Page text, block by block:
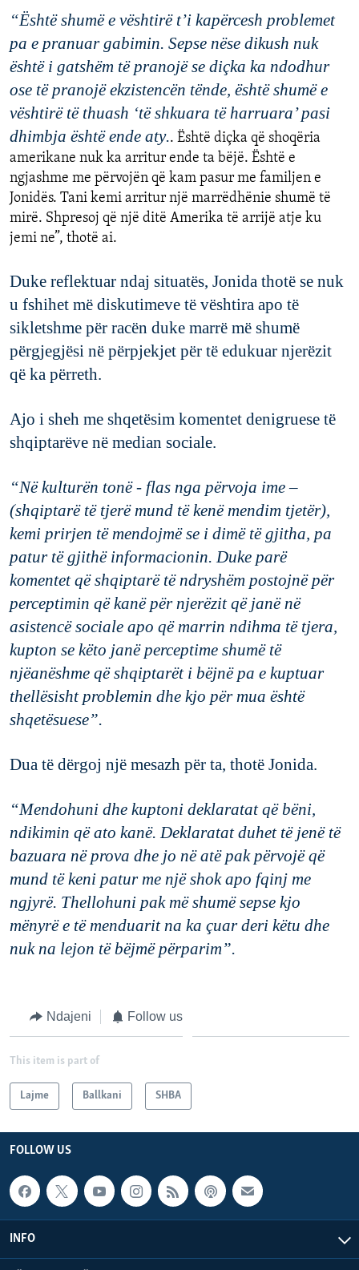
“Është shumëe vështirë t’i kapërcesh problemet
pa e pranuar gabimin. Sepse nëse dikush nuk
është i gatshëm të pranojëse diçka ka ndodhur
ose të pranojë ekzistencën tënde, është shumëe
vështirë të thuash ‘të shkuara të harruara’ pasi
dhimbja ështëende aty.. Është diçka që shoqëria
amerikane nuk ka arritur ende ta bëjë. Është e
ngjashme me përvojën që kam pasurme familjen e
Jonidës. Tani kemi arritur një marrëdhënie shumë të
mirë. Shpresoj që një ditë Amerika të arrijë atje ku
jemi ne”, thotë ai.
Duke reflektuar ndaj situatës, Jonida thotë se nuk
u fshihet më diskutimeve të vështira apo të
sikletshme për racën duke marrë më shumë
përgjegjësi në përpjekjet për të edukuar njerëzit
që ka përreth.
Ajo i sheh me shqetësim komentet denigruese të
shqiptarëve në median sociale.
“Në kulturën tonë- flas nga përvoja ime –
(shqiptarë të tjerë mund të kenë mendim tjetër),
kemi prirjen të mendojmëse i dimë të gjitha, pa
patur të gjithë informacionin. Duke parë
komentet që shqiptarë të ndryshëm postojnë për
perceptimin që kanë për njerëzit që janë në
asistencë sociale apo që marrin ndihma të tjera,
kupton se këto janë perceptime shumë të
njëanëshme që shqiptarët i bëjnëpa e kuptuar
thellësisht problemin dhe kjo për mua është
shqetësuese”.
Dua të dërgoj një mesazh për ta, thotë Jonida.
“Mendohuni dhe kuptoni deklaratat që bëni,
ndikimin që ato kanë.Deklaratat duhet të jenë të
bazuara në prova dhe jo në atë pak përvojë që
mund të keni paturme një shokapo fqinj me
ngjyrë. Thellohuni pak më shumë sepse kjo
mënyrëe të menduarit na ka çuar deri këtu dhe
nuk na lejon të bëjmë përparim”.
Ndajeni Follow us
This item is part of
Lajme Ballkani SHBA
FOLLOW US
INFO